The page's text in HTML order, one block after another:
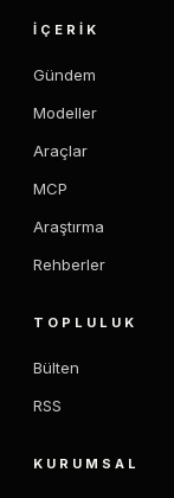
İÇERIK
Gündem
Modeller
Araçlar
MCP
Araştırma
Rehberler
TOPLULUK
Bülten
RSS
KURUMSAL